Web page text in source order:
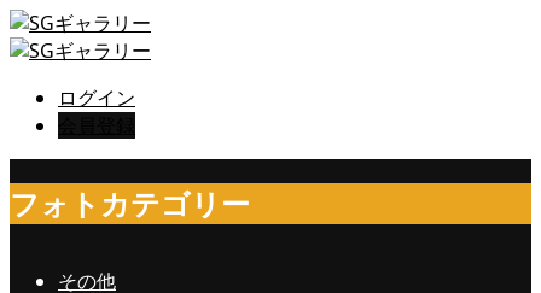
ログイン
フォトカテゴリー
その他